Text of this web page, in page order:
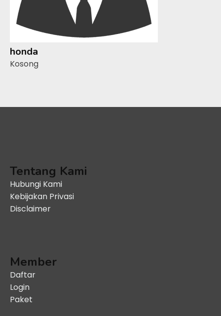
honda
Kosong
Tentang Kami
Hubungi Kami
Kebijakan Privasi
Disclaimer
Member
Daftar
Login
Paket